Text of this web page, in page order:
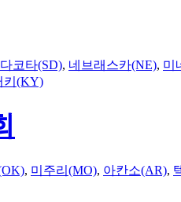
코타(SD), 네브래스카(NE), 미
키(KY)
, 미주리(MO), 아칸소(AR),